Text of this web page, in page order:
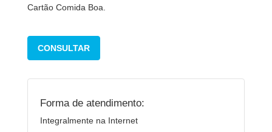
Cartão Comida Boa.
CONSULTAR
Forma de atendimento:
Integralmente na Internet